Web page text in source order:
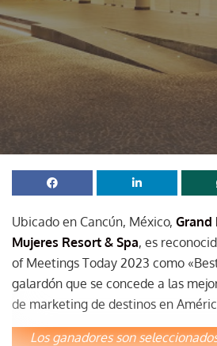
Ubicado en Cancún, México, Grand
Mujeres Resort & Spa, es
of Meetings Today 2023 como
galardón que se concede a las
de marketing de destinos en
Los ganadores son